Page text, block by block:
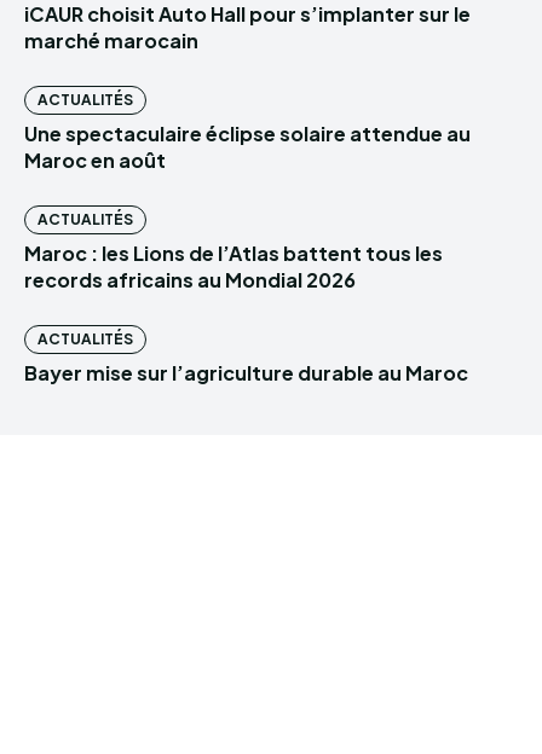
iCAUR choisit Auto Hall pour s’implanter sur le
marché marocain
ACTUALITÉS
Une spectaculaire éclipse solaire attendue au
Maroc en août
ACTUALITÉS
Maroc : les Lions de l’Atlas battent tous les
records africains au Mondial 2026
ACTUALITÉS
Bayer mise sur l’agriculture durable au Maroc